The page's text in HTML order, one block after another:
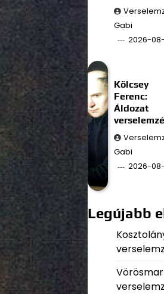
Gabi
2026-
Kölcsey
Ferenc:
Áldozat
Gabi
2026-
Legújabb